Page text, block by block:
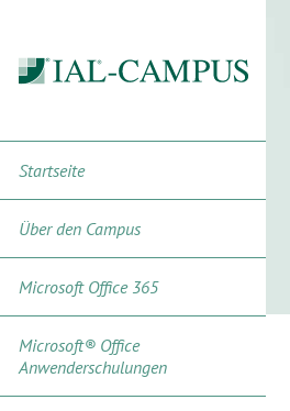
Startseite
Über den Campus
Microsoft Office 365
Microsoft® Office
Anwenderschulungen